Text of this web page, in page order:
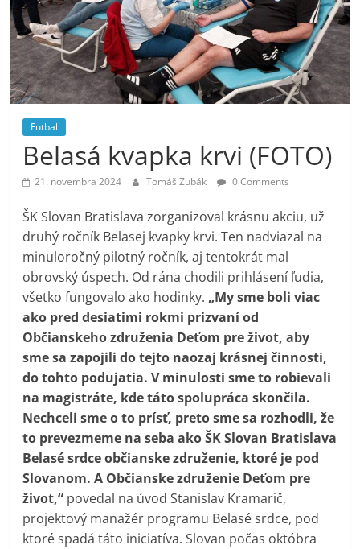
Futbal
Belasá kvapka krvi (FOTO)
21. novembra 2024 Tomáš Zubák 0 Comments
ŠK Slovan Bratislava zorganizoval krásnu akciu, už
druhý ročník Belasej kvapky krvi. Ten nadviazal na
minuloročný pilotný ročník, aj tentokrát mal
obrovský úspech. Od rána chodili prihlásení ľudia,
všetko fungovalo ako hodinky. „My sme boli viac
ako pred desiatimi rokmi prizvaní od
Občianskeho združenia Deťom pre život, aby
sme sa zapojili do tejto naozaj krásnej činnosti,
do tohto podujatia. V minulosti sme to robievali
na magistráte, kde táto spolupráca skončila.
Nechceli sme o to prísť, preto sme sa rozhodli, že
to prevezmeme na seba ako ŠK Slovan Bratislava
Belasé srdce občianske združenie, ktoré je pod
Slovanom. A Občianske združenie Deťom pre
život,“ povedal na úvod Stanislav Kramarič,
projektový manažér programu Belasé srdce, pod
ktoré spadá táto iniciatíva. Slovan počas októbra